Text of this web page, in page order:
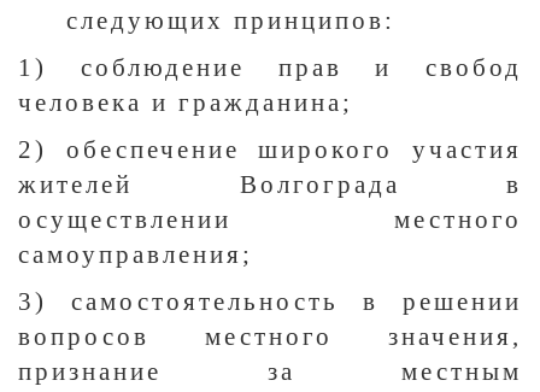
следующих принципов:
1) соблюдение прав и свобод
человека и гражданина;
2) обеспечение широкого участия
жителей Волгограда в
осуществлении местного
самоуправления;
3) самостоятельность в решении
вопросов местного значения,
признание за местным